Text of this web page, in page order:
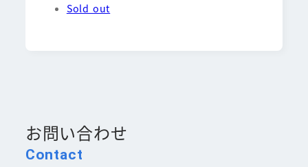
Sold out
Contact
お問い合わせ